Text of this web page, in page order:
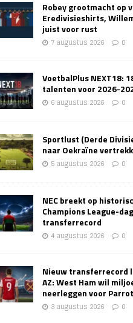
Robey grootmacht op
Eredivisieshirts,
juist voor rust
7 augustus 2026 0
VoetbalPlus NEXT18:
talenten voor 2026-
6 augustus 2026 0
Sportlust (Derde
naar Oekraïne
5 augustus 2026 0
NEC breekt op
Champions League-
transferrecord
4 augustus 2026 0
Nieuw transferrecord
AZ: West Ham wil
neerleggen voor
3 augustus 2026 0